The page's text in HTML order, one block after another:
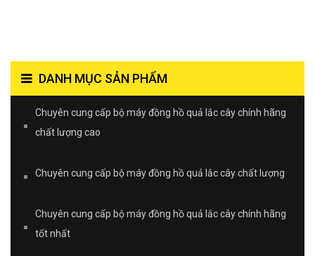
DANH MỤC SẢN PHẨM
Chuyên cung cấp bộ máy đồng hồ quả lắc cây chính hãng
chất lượng cao
Chuyên cung cấp bộ máy đồng hồ quả lắc cây chất lượng
Chuyên cung cấp bộ máy đồng hồ quả lắc cây chính hãng
tốt nhất